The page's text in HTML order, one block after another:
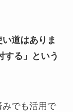
道はありま
する」という
でも活用で